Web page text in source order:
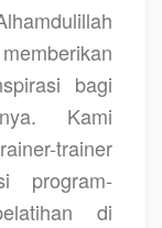
bagi
Kami
trainer
program-
di